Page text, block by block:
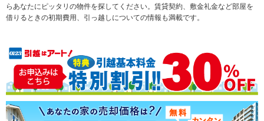
テーマから探す ランキングから探す
新築一戸建て 中古一戸建て
売却査定
らあなたにピッタリの物件を探してください。賃貸契約、敷金礼金など部屋を
借りるときの初期費用、引っ越しについての情報も満載です。